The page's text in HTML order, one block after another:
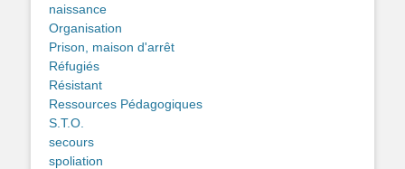
naissance
Organisation
Prison, maison d'arrêt
Réfugiés
Résistant
Ressources Pédagogiques
S.T.O.
secours
spoliation